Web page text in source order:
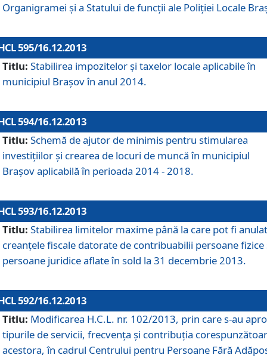
Organigramei şi a Statului de funcţii ale Poliţiei Locale
595/16.12.2013
Titlu: Stabilirea impozitelor şi taxelor locale aplicabile în
municipiul Braşov în anul 2014.
594/16.12.2013
Titlu: Schemă de ajutor de minimis pentru stimularea
investiţiilor şi crearea de locuri de muncă în municipiul
Braşov aplicabilă în perioada 2014 - 2018.
593/16.12.2013
Titlu: Stabilirea limitelor maxime până la care pot fi
creanţele fiscale datorate de contribuabilii persoane fizice
persoane juridice aflate în sold la 31 decembrie 2013.
592/16.12.2013
Titlu: Modificarea H.C.L. nr. 102/2013, prin care s-au
tipurile de servicii, frecvenţa şi contribuţia
acestora, în cadrul Centrului pentru Persoane Fără